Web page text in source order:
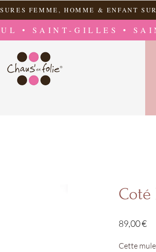
FEMME, HOMME & ENFANT
• SAINT-GILLES •
Coté
89,00 €Prix
Cette